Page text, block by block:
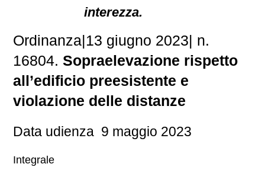
interezza.
Ordinanza|13 giugno 2023| n.
16804.Sopraelevazione rispetto
all’edificio preesistente e
violazione delle distanze
Data udienza 9 maggio 2023
Integrale